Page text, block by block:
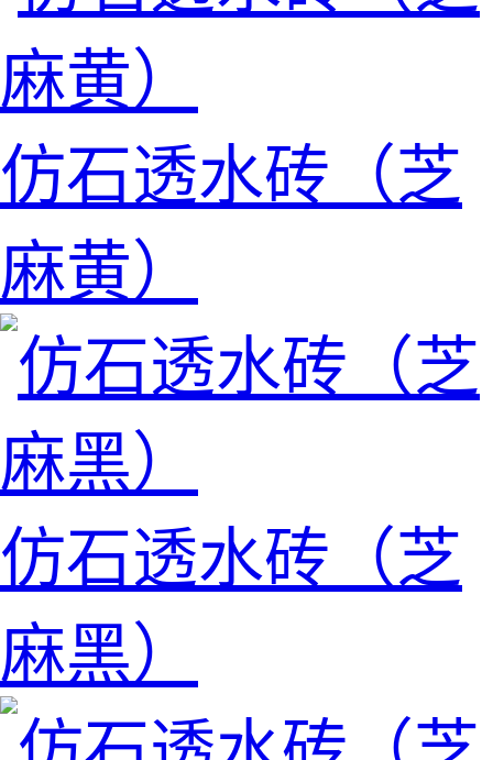
仿石透水砖（芝
麻黄）
仿石透水砖（芝
麻黑）